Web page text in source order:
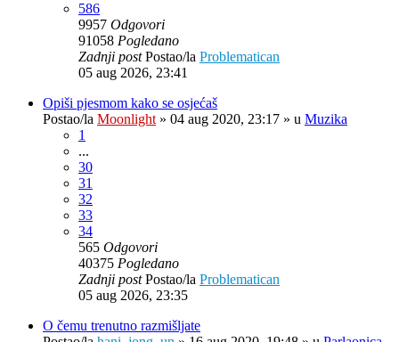
586
9957 Odgovori
91058 Pogledano
Zadnji postPostao/la Problematican
05 aug 2026, 23:41
Opiši pjesmom kako se osjećaš
Postao/la Moonlight » 04 aug 2020, 23:17 » u Muzika
1
...
30
31
32
33
34
565 Odgovori
40375 Pogledano
Zadnji postPostao/la Problematican
05 aug 2026, 23:35
O čemu trenutno razmišljate